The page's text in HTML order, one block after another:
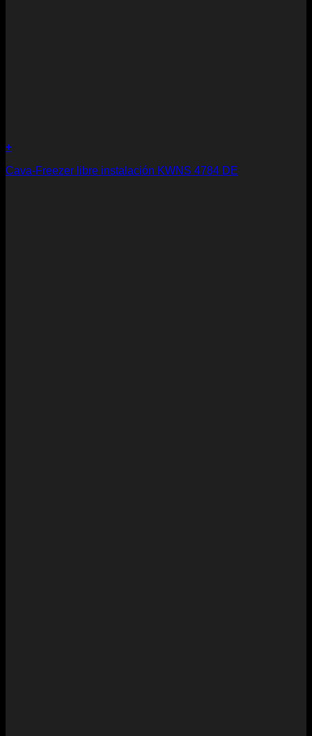
+
Cava-Freezer libre instalación KWNS 4784 DE